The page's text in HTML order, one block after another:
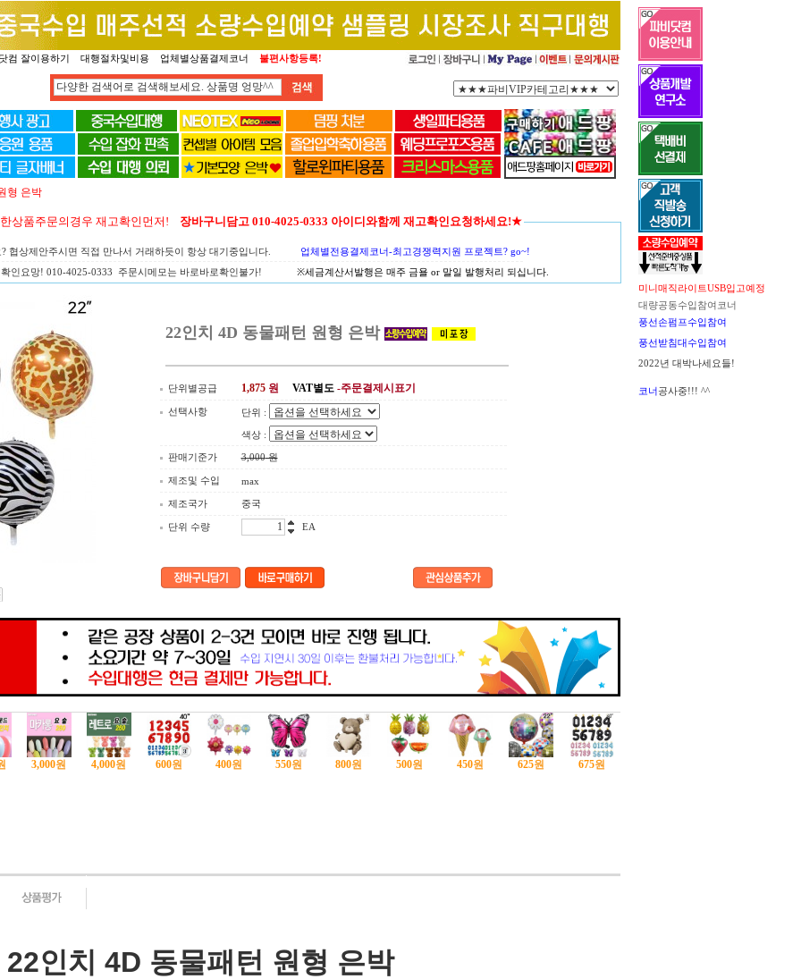
컴 잘이용하기 대행절차및비용 업체별상품결제코너 불편사항등록!
형 은박
상품주문의경우 재고확인먼저! 장바구니담고 010-4025-0333 아이디와함께 재고확인요청하세요!★
? 협상제안주시면 직접 만나서 거래하듯이 항상 대기중입니다. 업체별전용결제코너-최고경쟁력지원 프로젝트? go~!
인요망! 010-4025-0333 주문시메모는 바로바로확인불가! ※세금계산서발행은 매주 금욜 or 말일 발행처리 되십니다.
22인치 4D 동물패턴 원형 은박
단위별공급 1,875원 VAT별도-주문결제시표기
선택사항 단위 :
색상 :
판매기준가 3,000원
제조및 수입 max
제조국가 중국
단위 수량 EA
3,000원 4,000원 600원 400원 550원 800원 500원 450원 625원 675원
22인치 4D 동물패턴 원형 은박
미니매직라이트USB입고예정
대량공동수입참여코너
풍선손펌프수입참여
풍선받침대수입참여
2022년 대박나세요들!
코너공사중!!! ^^